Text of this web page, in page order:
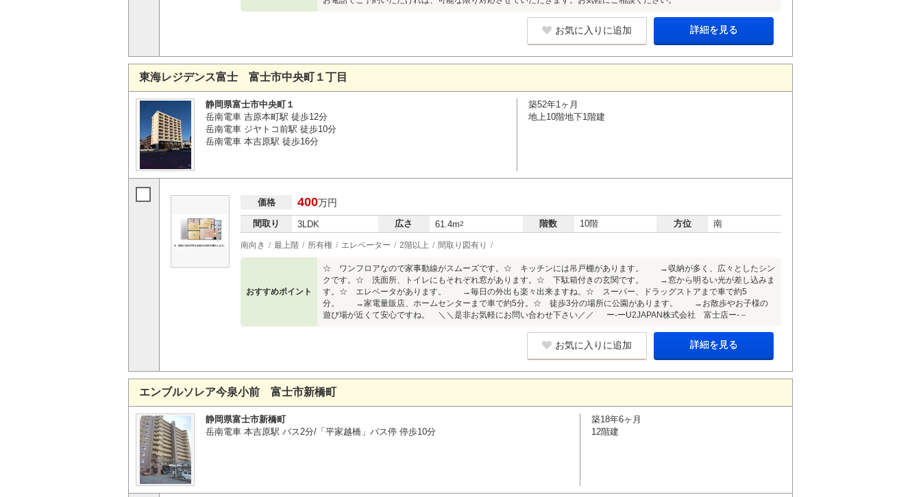
お気に入りに追加 詳細を見る
東海レジデンス富士 富士市中央町１丁目
静岡県富士市中央町１
岳南電車 吉原本町駅 徒歩12分
岳南電車 ジヤトコ前駅 徒歩10分
岳南電車 本吉原駅 徒歩16分
築52年1ヶ月
地上10階地下1階建
価格 400万円
間取り 3LDK 広さ 61.4m2 階数 10階 方位 南
南向き 最上階 所有権 エレベーター 2階以上 間取り図有り
おすすめポイント
☆ ワンフロアなので家事動線がスムーズです。☆ キッチンには吊戸棚があります。 →収納が多く、広々としたシン
クです。☆ 洗面所、トイレにもそれぞれ窓があります。☆ 下駄箱付きの玄関です。 →窓から明るい光が差し込みま
す。☆ エレベータがあります。 →毎日の外出も楽々出来ますね。☆ スーパー、ドラッグストアまで車で約5
分。 →家電量販店、ホームセンターまで車で約5分。☆ 徒歩3分の場所に公園があります。 →お散歩やお子様の
遊び場が近くて安心ですね。 ＼＼是非お気軽にお問い合わせ下さい／／ ー-ーU2JAPAN株式会社 富士店ー-－
お気に入りに追加 詳細を見る
エンブルソレア今泉小前 富士市新橋町
静岡県富士市新橋町
岳南電車 本吉原駅 バス2分/「平家越橋」バス停 停歩10分
築18年6ヶ月
12階建